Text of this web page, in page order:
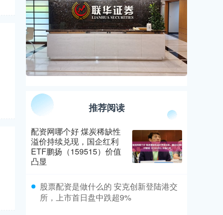
推荐阅读
配资网哪个好 煤炭稀缺性
溢价持续兑现，国企红利
ETF鹏扬（159515）价值
凸显
​股票配资是做什么的 安克创新登陆港交
所，上市首日盘中跌超9%